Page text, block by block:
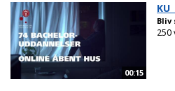
00:15
Bliv
250